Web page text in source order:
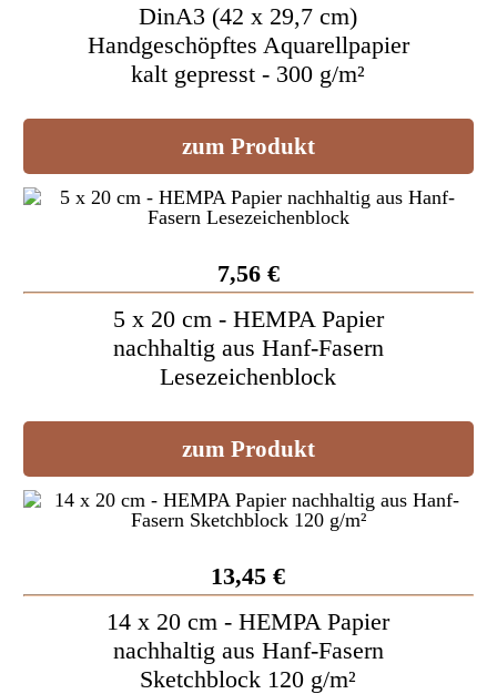
DinA3 (42 x 29,7 cm)
Handgeschöpftes Aquarellpapier
kalt gepresst - 300 g/m²
zum Produkt
7,56 €
5 x 20 cm - HEMPA Papier
nachhaltig aus Hanf-Fasern
Lesezeichenblock
zum Produkt
13,45 €
14 x 20 cm - HEMPA Papier
nachhaltig aus Hanf-Fasern
Sketchblock 120 g/m²